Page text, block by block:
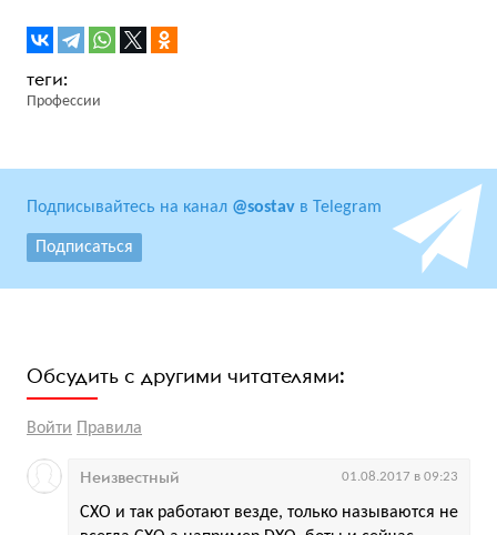
Профессии
Подписывайтесь на канал @sostav в Telegram
Подписаться
Обсудить с другими читателями:
Войти Правила
CXO и так работают везде, только называются не
Неизвестный 01.08.2017 в 09:23